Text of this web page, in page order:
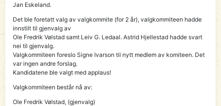
Jan Eskeland.
Det ble foretatt valg av valgkommite (for 2 år), valgkommiteen hadde
innstilt til gjenvalg av
Ole Fredrik Vølstad samt Leiv G. Ledaal. Astrid Hjellestad hadde svart
nei til gjenvalg.
Valgkommiteen foreslo Signe Ivarson til nytt medlem av komiteen. Det
var ingen andre forslag.
Kandidatene ble valgt med applaus!
Valgkommiteen består nå av:
Ole Fredrik Vølstad, (gjenvalg)